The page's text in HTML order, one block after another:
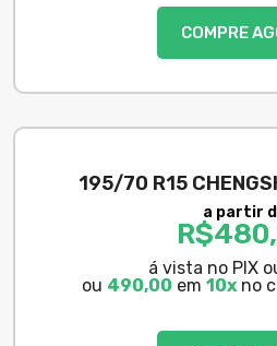
COMPRE
195/70 R15
a partir
R$
á vista no PIX
ou 490,00 em 10xno